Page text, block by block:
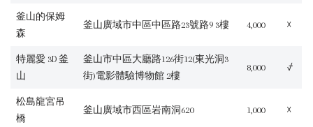
釜山的保姆
森
釜山廣域市中區中區路23號路9 3樓 4,000 ☓
特麗愛 3D 釜
山
釜山市中區大廳路126街12(東光洞3
街)電影體驗博物館 2樓
8,000 ⍻
松島龍宮吊
橋
釜山廣域市西區岩南洞620 1,000 ☓